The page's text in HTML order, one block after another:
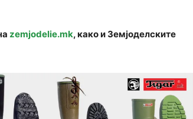
zemjodelie.mk, како и Земјоделските